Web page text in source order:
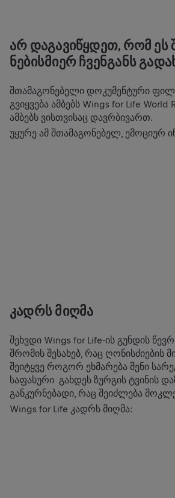
ამ კონტენტის სანახავად შენ უნდა
COOKIE ᲞᲐᲠᲐᲛᲔᲢᲠᲔᲑᲘ
ᲐᲠ ᲓᲐᲒᲐᲕᲘᲬᲧᲓᲔᲗ, ᲠᲝᲛ ᲔᲡ
ᲜᲔᲑᲘᲡᲛᲘᲔᲠ ᲩᲕᲔᲜᲒᲐᲜᲡ
შთამაგონებელი დოკუმენტური
გვიყვება ამბებს Wings for Life World
ამბებს ვისთვისაც დავრბივართ.
უყურე ამ შთამაგონებელ, ემოციურ
პარამეტრები.
COOKIE ᲞᲐᲠᲐᲛᲔᲢᲠᲔᲑᲘ
ᲙᲐᲓᲠᲡ ᲛᲘᲦᲛᲐ
შეხვდი Wings for Life-ის გუნდის
შრომის შესახებ, რაც ღონისძიების
შეიტყვე როგორ ეხმარება შენი
საფასური გახდეს ზურგის ტვინის
განკურნებადი, რაც შეიძლება
Wings for Life კადრს მიღმა: